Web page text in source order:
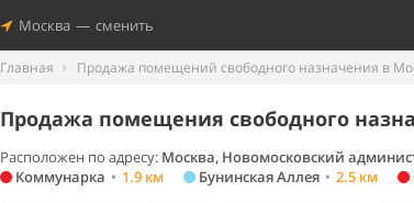
Москва — сменить
Главная Продажа помещений свободного назначения в
Продажа помещения свободного
Расположен по адресу: Москва, Новомосковский
Коммунарка • 1.9 км Бунинская Аллея • 2.5 км